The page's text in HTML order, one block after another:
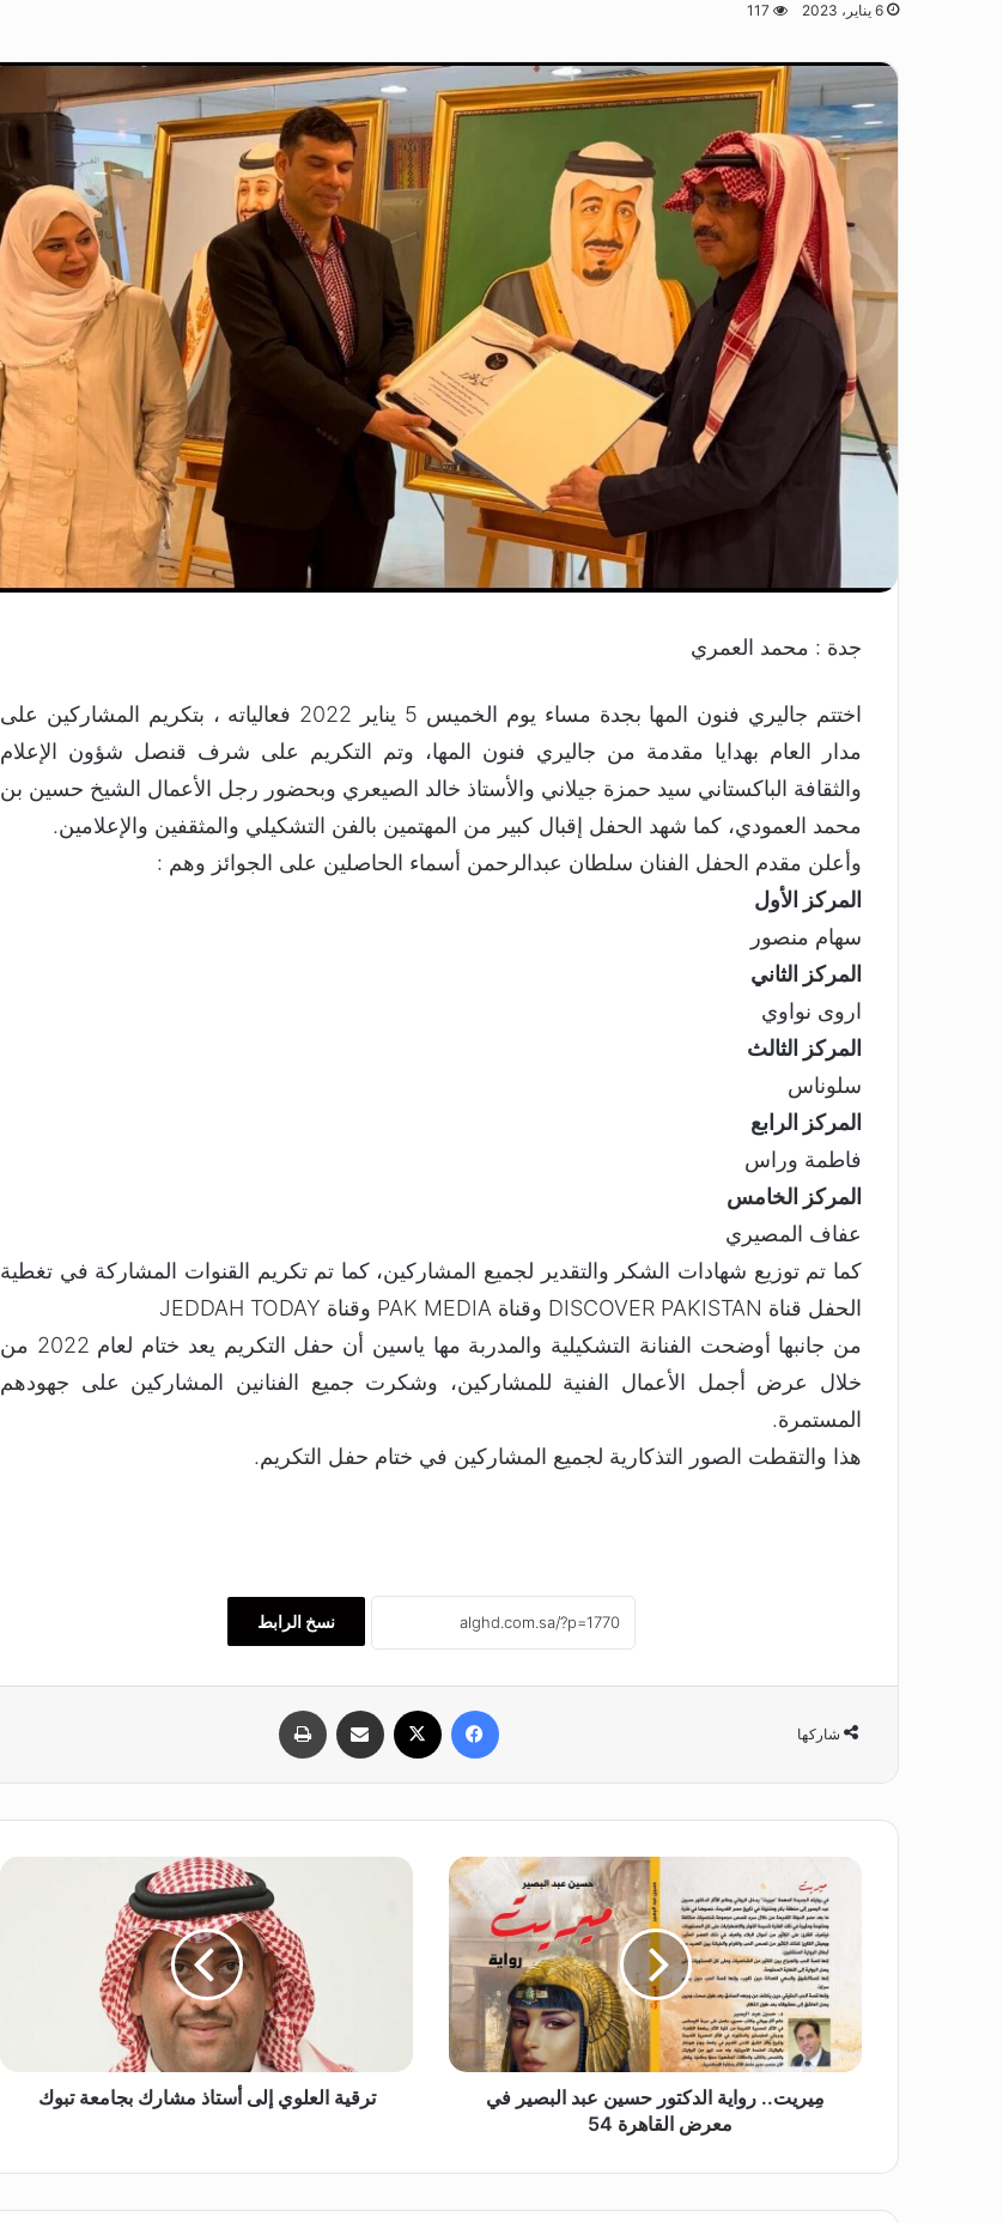
6 يناير، 2023 117
جدة : محمد العمري
اختتم جاليري فنون المها بجدة مساء يوم الخميس 5 يناير 2022 فعالياته ، بتكريم المشاركين على
مدار العام بهدايا مقدمة من جاليري فنون المها، وتم التكريم على شرف قنصل شؤون الإعلام
والثقافة الباكستاني سيد حمزة جيلاني والأستاذ خالد الصيعري وبحضور رجل الأعمال الشيخ حسين بن
محمد العمودي، كما شهد الحفل إقبال كبير من المهتمين بالفن التشكيلي والمثقفين والإعلامين.
وأعلن مقدم الحفل الفنان سلطان عبدالرحمن أسماء الحاصلين على الجوائز وهم :
المركز الأول
سهام منصور
المركز الثاني
اروى نواوي
المركز الثالث
سلوناس
المركز الرابع
فاطمة وراس
المركز الخامس
عفاف المصيري
كما تم توزيع شهادات الشكر والتقدير لجميع المشاركين، كما تم تكريم القنوات المشاركة في تغطية
الحفل قناة DISCOVER PAKISTAN وقناة PAK MEDIA وقناة JEDDAH TODAY
من جانبها أوضحت الفنانة التشكيلية والمدربة مها ياسين أن حفل التكريم يعد ختام لعام 2022 من
خلال عرض أجمل الأعمال الفنية للمشاركين، وشكرت جميع الفنانين المشاركين على جهودهم
المستمرة.
هذا والتقطت الصور التذكارية لجميع المشاركين في ختام حفل التكريم.
نسخ الرابط
شاركها
ر
و
ا
مِيريت.. رواية الدكتور حسين عبد البصير في
معرض القاهرة 54
ت
ل
ل
ترقية العلوي إلى أستاذ مشارك بجامعة تبوك